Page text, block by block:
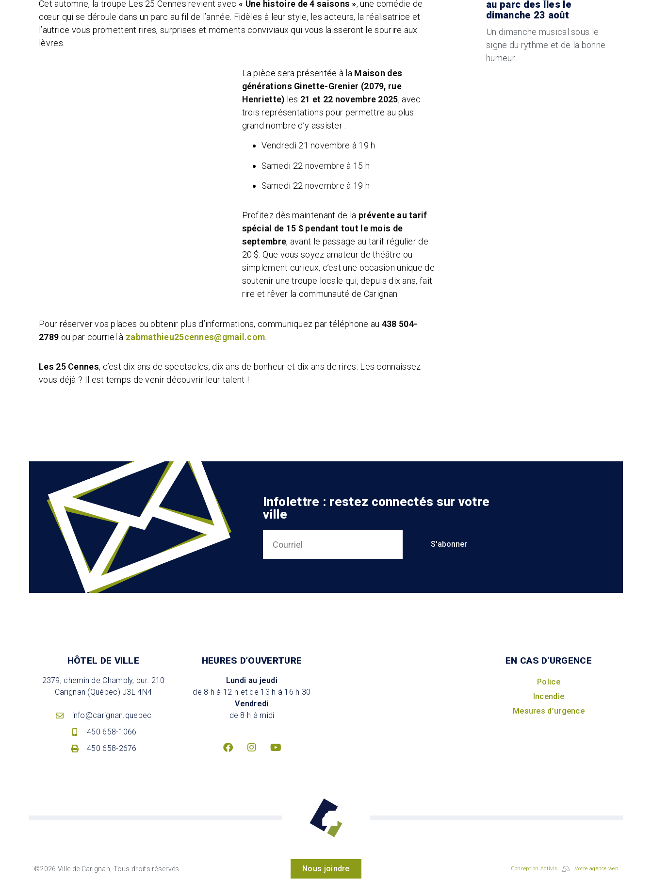
Cet automne, la troupe Les 25 Cennes revient avec « Une histoire de 4 saisons », une comédie de
cœur qui se déroule dans un parc au fil de l’année. Fidèles à leur style, les acteurs, la réalisatrice et
l’autrice vous promettent rires, surprises et moments conviviaux qui vous laisseront le sourire aux
lèvres.
La pièce sera présentée à la Maison des
générations Ginette-Grenier (2079, rue
Henriette) les 21 et 22 novembre 2025, avec
trois représentations pour permettre au plus
grand nombre d’y assister :
Vendredi 21 novembre à 19 h
Samedi 22 novembre à 15 h
Samedi 22 novembre à 19 h
Profitez dès maintenant de la prévente au tarif
spécial de 15 $ pendant tout le mois de
septembre, avant le passage au tarif régulier de
20 $. Que vous soyez amateur de théâtre ou
simplement curieux, c’est une occasion unique de
soutenir une troupe locale qui, depuis dix ans, fait
rire et rêver la communauté de Carignan.
Pour réserver vos places ou obtenir plus d’informations, communiquez par téléphone au 438 504-
2789 ou par courriel à zabmathieu25cennes@gmail.com
Les 25 Cennes, c’est dix ans de spectacles, dix ans de bonheur et dix ans de rires. Les connaissez-
vous déjà ? Il est temps de venir découvrir leur talent !
au parc des Îles le
dimanche 23 août
Un dimanche musical sous le
signe du rythme et de la bonne
humeur.
Infolettre : restez connectés sur votre
ville
S'abonner
HÔTEL DE VILLE
2379, chemin de Chambly, bur. 210
Carignan (Québec) J3L 4N4
info@carignan.quebec
450 658-1066
450 658-2676
HEURES D’OUVERTURE
Lundi au jeudi
de 8 h à 12 h et de 13 h à 16 h 30
Vendredi
de 8 h à midi
EN CAS D'URGENCE
Police
Incendie
Mesures d’urgence
©2026 Ville de Carignan, Tous droits réservés Nous joindre Conception Activis Votre agence web